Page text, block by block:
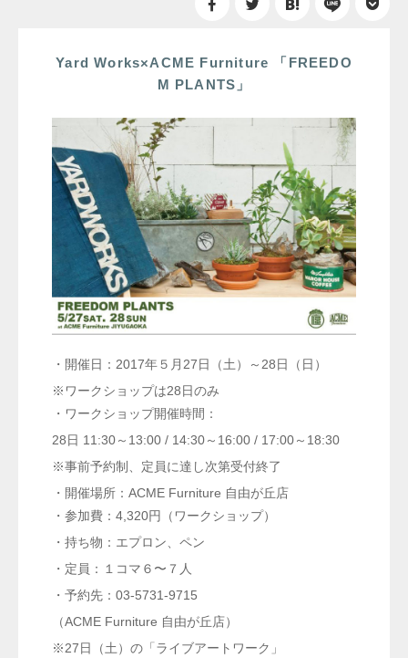
Yard Works×ACME Furniture 「FREEDO
M PLANTS」
・開催日：2017年５月27日（土）～28日（日）
※ワークショップは28日のみ
・ワークショップ開催時間：
28日 11:30～13:00 / 14:30～16:00 / 17:00～18:30
※事前予約制、定員に達し次第受付終了
・開催場所：ACME Furniture 自由が丘店
・参加費：4,320円（ワークショップ）
・持ち物：エプロン、ペン
・定員：１コマ６〜７人
・予約先：03-5731-9715
（ACME Furniture 自由が丘店）
※27日（土）の「ライブアートワーク」